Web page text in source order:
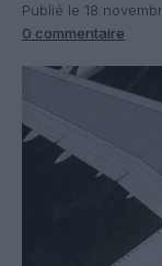
Publié le 18
0 commentaire